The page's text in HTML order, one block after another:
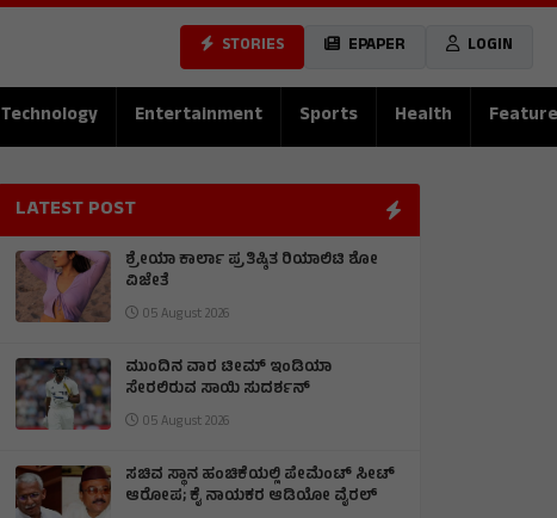
STORIES EPAPER LOGIN
Technology Entertainment Sports Health Feature
LATEST POST
ಶ್ರೇಯಾ ಕಾರ್ಲಾ ಪ್ರತಿಷ್ಠಿತ ರಿಯಾಲಿಟಿ ಶೋ
ವಿಜೇತೆ
05 August 2026
ಮುಂದಿನ ವಾರ ಟೀಮ್ ಇಂಡಿಯಾ
ಸೇರಲಿರುವ ಸಾಯಿ ಸುದರ್ಶನ್
05 August 2026
ಸಚಿವ ಸ್ಥಾನ ಹಂಚಿಕೆಯಲ್ಲಿ ಪೇಮೆಂಟ್ ಸೀಟ್
ಆರೋಪ; ಕೈ ನಾಯಕರ ಆಡಿಯೋ ವೈರಲ್